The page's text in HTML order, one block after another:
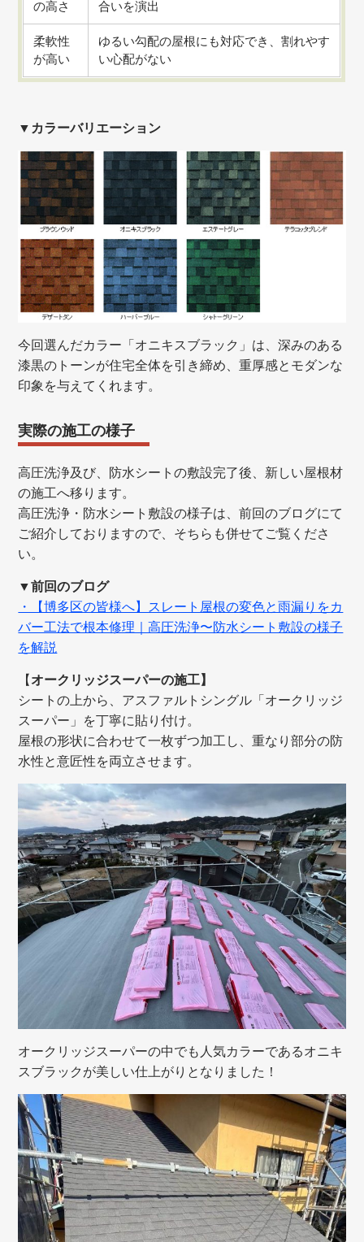
の高さ 合いを演出
柔軟性
が高い
ゆるい勾配の屋根にも対応でき、割れやす
い心配がない
▼カラーバリエーション
今回選んだカラー「オニキスブラック」は、深みのある
漆黒のトーンが住宅全体を引き締め、重厚感とモダンな
印象を与えてくれます。
実際の施工の様子
高圧洗浄及び、防水シートの敷設完了後、新しい屋根材
の施工へ移ります。
高圧洗浄・防水シート敷設の様子は、前回のブログにて
ご紹介しておりますので、そちらも併せてご覧くださ
い。
▼前回のブログ
・【博多区の皆様へ】スレート屋根の変色と雨漏りをカ
バー工法で根本修理｜高圧洗浄〜防水シート敷設の様子
を解説
【 オークリッジスーパーの施工】
シートの上から、アスファルトシングル「オークリッジ
スーパー」を丁寧に貼り付け。
屋根の形状に合わせて一枚ずつ加工し、重なり部分の防
水性と意匠性を両立させます。
オークリッジスーパーの中でも人気カラーであるオニキ
スブラックが美しい仕上がりとなりました！